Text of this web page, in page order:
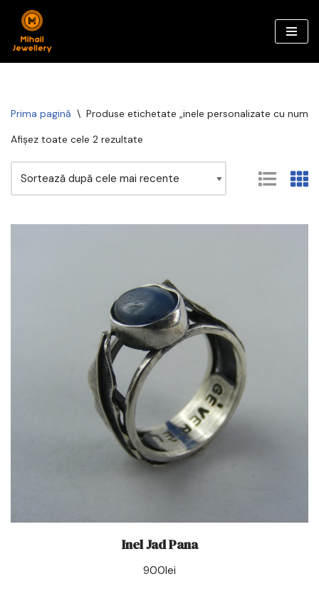
Sari
la
Prima pagină \ Produse etichetate „inele personalizate cu nume”
Afișez toate cele 2 rezultate
Inel Jad Pana
900lei